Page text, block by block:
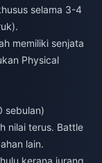
selama 3-4
memiliki senjata
Physical
sebulan)
nilai terus. Battle
lain.